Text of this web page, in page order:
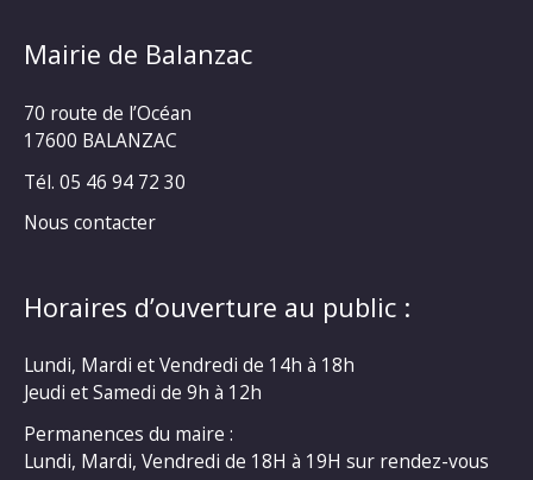
Mairie de Balanzac
70 route de l’Océan
17600 BALANZAC
Tél. 05 46 94 72 30
Nous contacter
Horaires d’ouverture au public :
Lundi, Mardi et Vendredi de 14h à 18h
Jeudi et Samedi de 9h à 12h
Permanences du maire :
Lundi, Mardi, Vendredi de 18H à 19H sur rendez-vous